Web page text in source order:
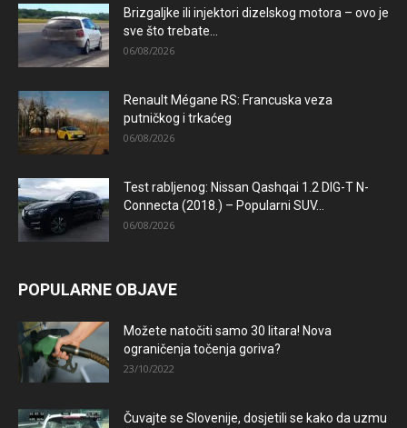
Brizgaljke ili injektori dizelskog motora – ovo je
sve što trebate...
06/08/2026
Renault Mégane RS: Francuska veza
putničkog i trkaćeg
06/08/2026
Test rabljenog: Nissan Qashqai 1.2 DIG-T N-
Connecta (2018.) – Popularni SUV...
06/08/2026
POPULARNE OBJAVE
Možete natočiti samo 30 litara! Nova
ograničenja točenja goriva?
23/10/2022
Čuvajte se Slovenije, dosjetili se kako da uzmu